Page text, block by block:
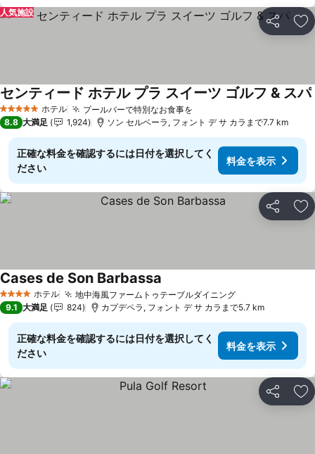
シェア お
人気施設
5 ホテルのランク
ホテル プールバーで特別なお食事を
センティード ホテル プラ スイーツ ゴルフ & スパ
8.8 大満足 1,924 ソン セルベーラ, フォント デ サ カラまで7.7 km
正確な料金を確認するには日付を選択してく
ださい
料金を表示
シェア お
4 ホテルのランク
ホテル 地中海風ファームトゥテーブルダイニング料金を表示
Cases de Son Barbassa
9.1 大満足 824 カプデペラ, フォント デ サ カラまで5.7 km
正確な料金を確認するには日付を選択してく
ださい
料金を表示
シェア お